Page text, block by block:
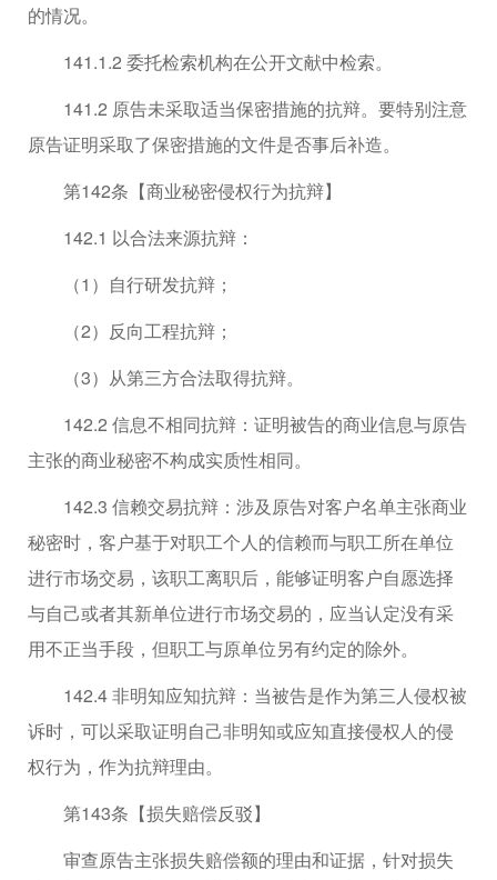
的情况。
141.1.2 委托检索机构在公开文献中检索。
141.2 原告未采取适当保密措施的抗辩。要特别注意
原告证明采取了保密措施的文件是否事后补造。
第142条【商业秘密侵权行为抗辩】
142.1 以合法来源抗辩：
（1）自行研发抗辩；
（2）反向工程抗辩；
（3）从第三方合法取得抗辩。
142.2 信息不相同抗辩：证明被告的商业信息与原告
主张的商业秘密不构成实质性相同。
142.3 信赖交易抗辩：涉及原告对客户名单主张商业
秘密时，客户基于对职工个人的信赖而与职工所在单位
进行市场交易，该职工离职后，能够证明客户自愿选择
与自己或者其新单位进行市场交易的，应当认定没有采
用不正当手段，但职工与原单位另有约定的除外。
142.4 非明知应知抗辩：当被告是作为第三人侵权被
诉时，可以采取证明自己非明知或应知直接侵权人的侵
权行为，作为抗辩理由。
第143条【损失赔偿反驳】
审查原告主张损失赔偿额的理由和证据，针对损失